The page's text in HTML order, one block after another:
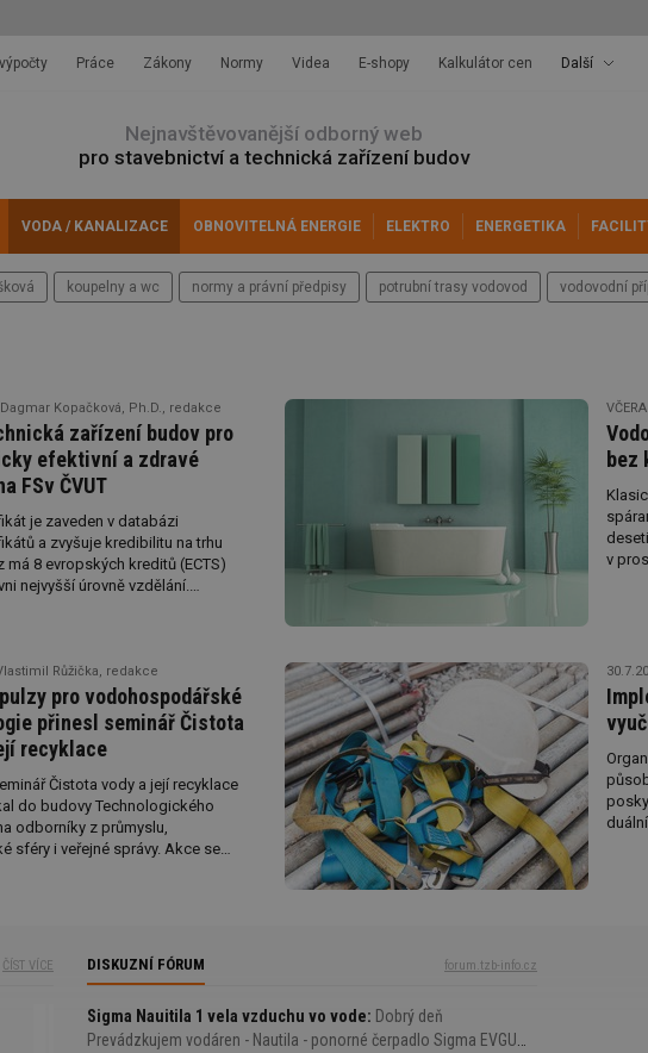
Práce Zákony Normy Videa E-shopy Kalkulátor cen Další
Nejnavštěvovanější odborný web
pro stavebnictví a technická zařízení budov
VODA / KANALIZACE OBNOVITELNÁ ENERGIE ELEKTRO ENERGETIKA
koupelny a wc normy a právní předpisy potrubní trasy vodovod vodovodní
Kopačková, Ph.D., redakce
zařízení budov pro
efektivní a zdravé
FSv ČVUT
je zaveden v databázi
a zvyšuje kredibilitu na trhu
má 8 evropských kreditů (ECTS)
nejvyšší úrovně vzdělání.
VČERA
bez
v
a
Růžička, redakce
pro vodohospodářské
přinesl seminář Čistota
recyklace
Čistota vody a její recyklace
do budovy Technologického
odborníky z průmyslu,
sféry i veřejné správy. Akce se
technologií, cirkulárních řešení
inovací podporujících efektivní
ČÍST VÍCE DISKUZNÍ FÓRUM forum.tzb-info.cz
Sigma Nauitila 1 vela vzduchu vo vode
Dobrý deň
Prevádzkujem vodáren - Nautila - ponorné čerpadlo Sigma EVGU